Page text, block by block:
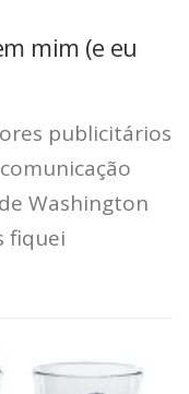
mim (e eu
publicitários
Washington
fiquei